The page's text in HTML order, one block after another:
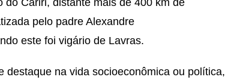
pelo padre Alexandre
este foi vigário de Lavras.
na vida socioeconômica ou política,